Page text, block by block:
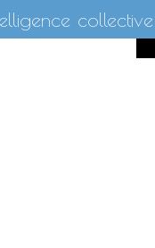
collective